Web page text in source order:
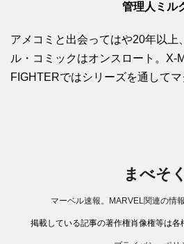
管理人ミル
アメコミと出会ってはや20年以上
ル・コミックはオンスロート。X-
FIGHTERではシリーズを通してマ
まべそく
マーベル速報。MARVEL関連の情
掲載している記事の著作権肖像権等は各